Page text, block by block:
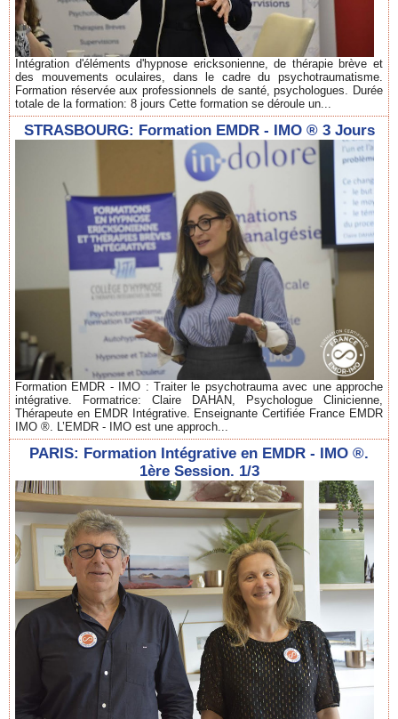
Intégration d'éléments d'hypnose ericksonienne, de thérapie brève et
des mouvements oculaires, dans le cadre du psychotraumatisme.
Formation réservée aux professionnels de santé, psychologues. Durée
totale de la formation: 8 jours Cette formation se déroule un...
STRASBOURG: Formation EMDR - IMO ® 3 Jours
Formation EMDR - IMO : Traiter le psychotrauma avec une approche
intégrative. Formatrice: Claire DAHAN, Psychologue Clinicienne,
Thérapeute en EMDR Intégrative. Enseignante Certifiée France EMDR
IMO ®. L’EMDR - IMO est une approch...
PARIS: Formation Intégrative en EMDR - IMO ®.
1ère Session. 1/3